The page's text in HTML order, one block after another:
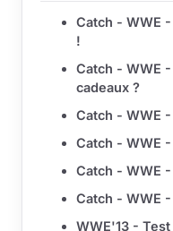
Catch - WWE
!
Catch - WWE
cadeaux ?
Catch - WWE -
Catch - WWE
Catch - WWE
Catch - WWE
WWE'13 -